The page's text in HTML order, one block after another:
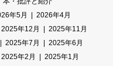
年5月
2026年4月
2025年12月
2025年11月
2025年7月
2025年6月
2025年2月
2025年1月